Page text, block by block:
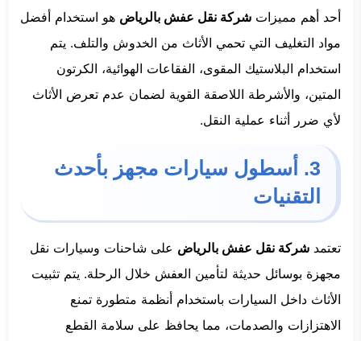
أحد أهم مميزات شركة نقل عفش بالرياض هو استخدام أفضل
مواد التغليف التي تحمي الأثاث من الخدوش والتلف. يتم
استخدام البلاستيك المقوى، الفقاعات الهوائية، الكرتون
المتين، والأشرطة اللاصقة القوية لضمان عدم تعرض الأثاث
لأي ضرر أثناء عملية النقل.
3. أسطول سيارات مجهز بأحدث
التقنيات
تعتمد شركة نقل عفش بالرياض على شاحنات وسيارات نقل
مجهزة بوسائل حديثة لتأمين العفش خلال الرحلة. يتم تثبيت
الأثاث داخل السيارات باستخدام أنظمة متطورة تمنع
الاهتزازات والصدمات، مما يحافظ على سلامة القطع